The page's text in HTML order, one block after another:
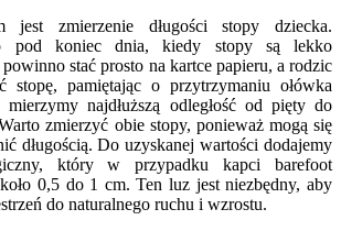
jest zmierzenie długości stopy dziecka.
pod koniec dnia, kiedy stopy są lekko
stać prosto na kartce papieru, a rodzic
stopę, pamiętając o przytrzymaniu ołówka
najdłuższą odległość od pięty do
zmierzyć obie stopy, ponieważ mogą się
długością. Do uzyskanej wartości dodajemy
który w przypadku kapci barefoot
0,5 do 1 cm. Ten luz jest niezbędny, aby
do naturalnego ruchu i wzrostu.